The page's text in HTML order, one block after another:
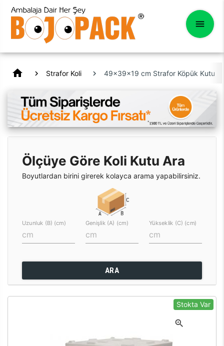
home Strafor Koli 49x39x19 cm Strafor Köpük Kutu Et
Ölçüye Göre Koli Kutu Ara
Boyutlardan birini girerek kolayca arama yapabilirsiniz.
Uzunluk (B) (cm) Genişlik (A) (cm) Yükseklik (C) (cm)
ARA
Stokta Var